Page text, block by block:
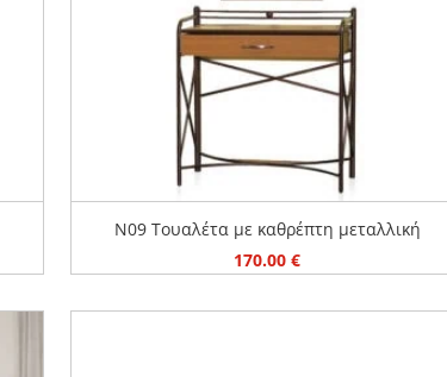
N09 Τουαλέτα με καθρέπτη μεταλλική
170.00€